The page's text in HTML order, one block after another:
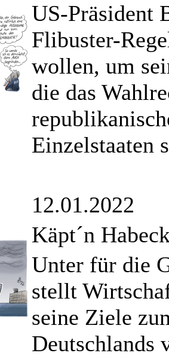
US-Präsident
Flibuster-
wollen, um
die das
Einzelstaaten
12.01.2022
Käpt´n
Unter für die
stellt
seine Ziele
Deutschlands